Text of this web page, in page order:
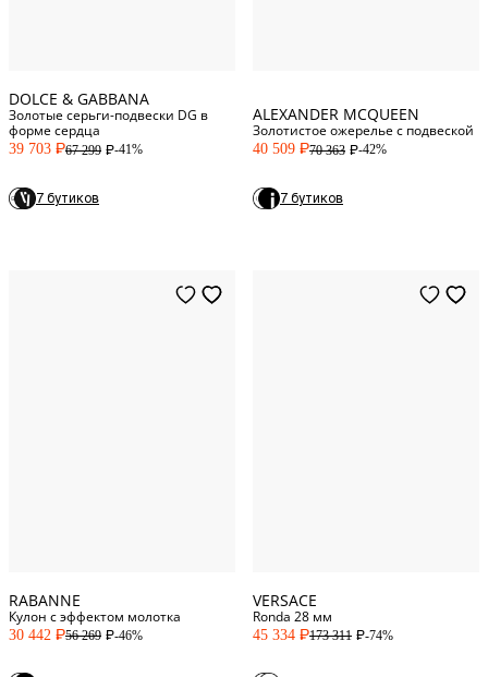
DOLCE & GABBANA
Золотые серьги-подвески DG в
форме сердца
39 703 P67 299 P-41%
7 бутиков
ALEXANDER MCQUEEN
Золотистое ожерелье с подвеской
40 509 P70 363 P-42%
7 бутиков
RABANNE
Кулон с эффектом молотка
30 442 P56 269 P-46%
VERSACE
Ronda 28 мм
45 334 P173 311 P-74%